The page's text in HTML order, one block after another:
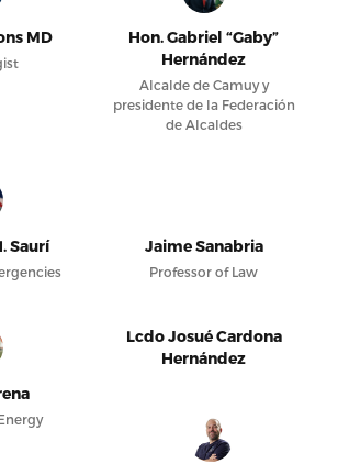
MD
Hon. Gabriel “Gaby”
Hernández
Alcalde de Camuy y
presidente de la Federación
de Alcaldes
Saurí Jaime Sanabria
Professor of Law
Lcdo Josué Cardona
Hernández